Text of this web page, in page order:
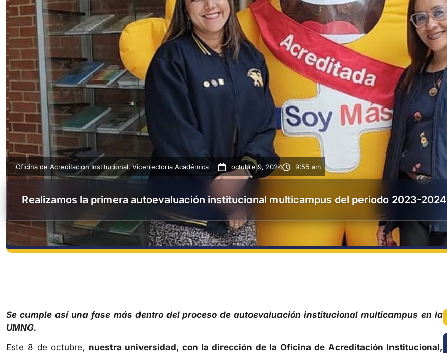
Oficina de Acreditación Institucional,Vicerrectoría Académica octubre 9, 2024 9:55 am
Realizamos la primera autoevaluación institucional multicampus del periodo 2023-2024
Se cumple así una fase más dentro del proceso de autoevaluación institucional multicampus en la
UMNG.
Este 8 de octubre, nuestra universidad, con la dirección de la Oficina de Acreditación Institucional,